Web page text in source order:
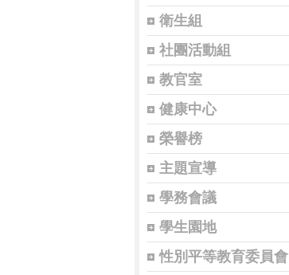
衛生組
社團活動組
教官室
健康中心
榮譽榜
主題宣導
學務會議
學生園地
性別平等教育委員會